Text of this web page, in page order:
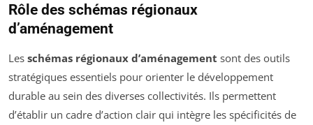
Rôle des schémas régionaux
d’aménagement
Les schémas régionaux d’aménagement sont des outils
stratégiques essentiels pour orienter le développement
durable au sein des diverses collectivités. Ils permettent
d’établir un cadre d’action clair qui intègre les spécificités de